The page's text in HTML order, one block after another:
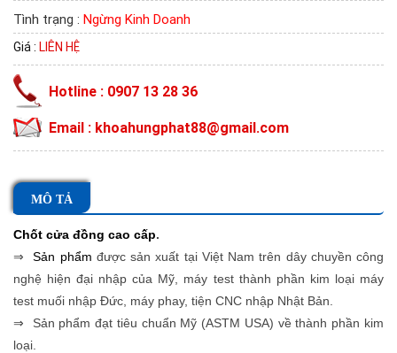
Tình trạng : Ngừng Kinh Doanh
Giá : LIÊN HỆ
Hotline : 0907 13 28 36
Email : khoahungphat88@gmail.com
MÔ TẢ
Chốt cửa đồng cao cấp.
⇒Sản phẩm được sản xuất tại Việt Nam trên dây chuyền công
nghệ hiện đại nhập của Mỹ, máy test thành phần kim loại máy
test muối nhập Đức, máy phay, tiện CNC nhập Nhật Bản.
⇒ Sản phẩm đạt tiêu chuẩn Mỹ (ASTM USA) về thành phần kim
loại.